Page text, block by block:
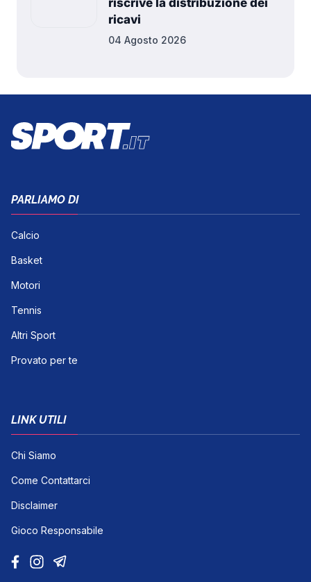
riscrive la distribuzione dei
ricavi
04 Agosto 2026
PARLIAMO DI
Calcio
Basket
Motori
Tennis
Altri Sport
Provato per te
LINK UTILI
Chi Siamo
Come Contattarci
Disclaimer
Gioco Responsabile